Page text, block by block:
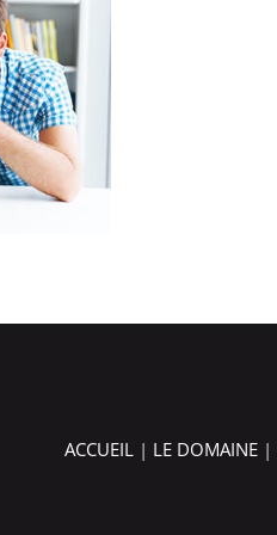
ACCUEIL | LE DOMAINE |